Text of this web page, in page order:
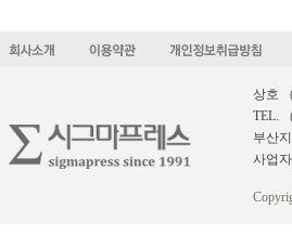
상호
TEL.
부산
사업